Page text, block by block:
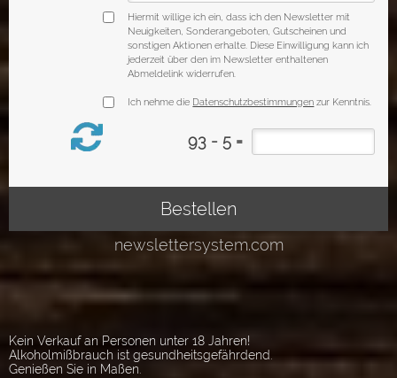
Kein Verkauf an Personen unter 18 Jahren!
Alkoholmißbrauch ist gesundheitsgefährdend.
Genießen Sie in Maßen.